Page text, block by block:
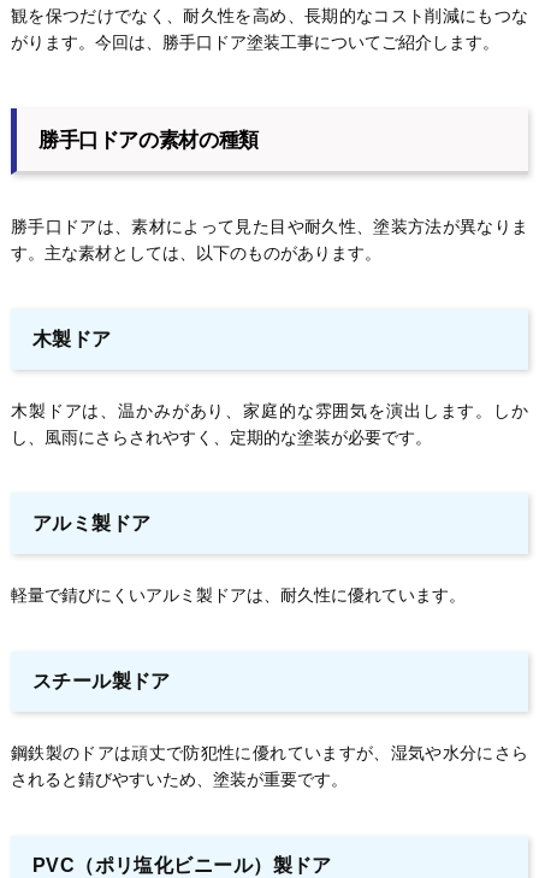
観を保つだけでなく、耐久性を高め、長期的なコスト削減にもつな
がります。今回は、勝手口ドア塗装工事についてご紹介します。
勝手口ドアの素材の種類
勝手口ドアは、素材によって見た目や耐久性、塗装方法が異なりま
す。主な素材としては、以下のものがあります。
木製ドア
木製ドアは、温かみがあり、家庭的な雰囲気を演出します。しか
し、風雨にさらされやすく、定期的な塗装が必要です。
アルミ製ドア
軽量で錆びにくいアルミ製ドアは、耐久性に優れています。
スチール製ドア
鋼鉄製のドアは頑丈で防犯性に優れていますが、湿気や水分にさら
されると錆びやすいため、塗装が重要です。
PVC（ポリ塩化ビニール）製ドア